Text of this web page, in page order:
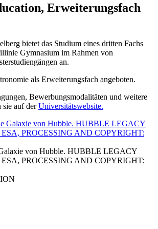
Erweiterungsfach
bietet das Studium eines dritten Fachs
Gymnasium im Rahmen von
an.
als Erweiterungsfach angeboten.
Bewerbungsmodalitäten und weitere
sie auf derUniversitätswebsite.
von Hubble. HUBBLE LEGACY
PROCESSING AND COPYRIGHT: